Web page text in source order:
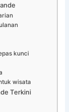
kunci
wisata
Terkini